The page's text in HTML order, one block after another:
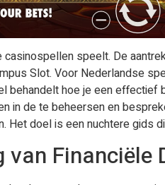
speelt. De
Slot. Voor Nederlandse
hoe je een
in de te beheersen en
Het doel is een nuchtere gids
van